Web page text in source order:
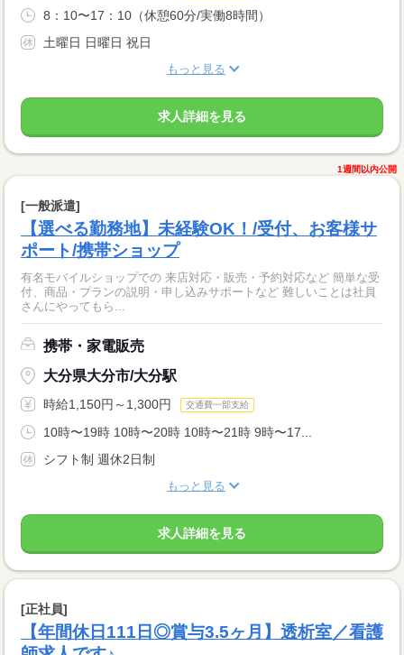
8：10〜17：10（休憩60分/実働8時間）
土曜日 日曜日 祝日
もっと見る
求人詳細を見る
1週間以内公開
[一般派遣]
【選べる勤務地】未経験OK！/受付、お客様サ
ポート/携帯ショップ
有名モバイルショップでの 来店対応・販売・予約対応など 簡単な受
付、商品・プランの説明・申し込みサポートなど 難しいことは社員
さんにやってもら...
携帯・家電販売
大分県大分市/大分駅
時給1,150円～1,300円 交通費一部支給
10時〜19時 10時〜20時 10時〜21時 9時〜17...
シフト制 週休2日制
もっと見る
求人詳細を見る
[正社員]
【年間休日111日◎賞与3.5ヶ月】透析室／看護